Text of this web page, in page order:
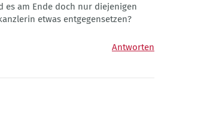
es am Ende doch nur diejenigen
etwas entgegensetzen?
Antworten